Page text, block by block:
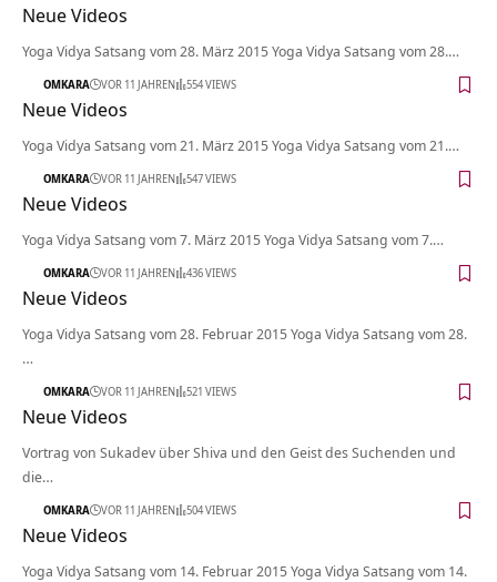
Neue Videos
Yoga Vidya Satsang vom 28. März 2015 Yoga Vidya Satsang vom 28.…
OMKARA VOR 11 JAHREN 554 VIEWS
Neue Videos
Yoga Vidya Satsang vom 21. März 2015 Yoga Vidya Satsang vom 21.…
OMKARA VOR 11 JAHREN 547 VIEWS
Neue Videos
Yoga Vidya Satsang vom 7. März 2015 Yoga Vidya Satsang vom 7.…
OMKARA VOR 11 JAHREN 436 VIEWS
Neue Videos
Yoga Vidya Satsang vom 28. Februar 2015 Yoga Vidya Satsang vom 28.
…
OMKARA VOR 11 JAHREN 521 VIEWS
Neue Videos
Vortrag von Sukadev über Shiva und den Geist des Suchenden und
die…
OMKARA VOR 11 JAHREN 504 VIEWS
Neue Videos
Yoga Vidya Satsang vom 14. Februar 2015 Yoga Vidya Satsang vom 14.